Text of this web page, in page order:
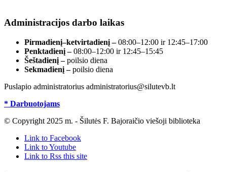
Administracijos darbo laikas
Pirmadienį–ketvirtadienį –08:00–12:00 ir 12:45–17:00
Penktadienį –08:00–12:00 ir 12:45–15:45
Šeštadienį –poilsio diena
Sekmadienį –poilsio diena
Puslapio administratorius administratorius@silutevb.lt
* Darbuotojams
© Copyright 2025 m. - Šilutės F. Bajoraičio viešoji biblioteka
Link to Facebook
Link to Youtube
Link to Rss this site